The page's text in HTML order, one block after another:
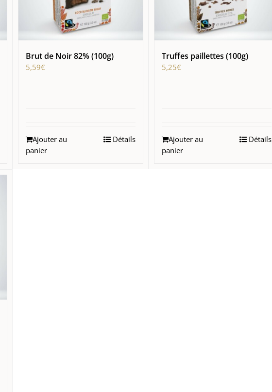
Brut de Noir 82% (100g)
5,59€
Ajouter au
panier
Détails
Truffes paillettes (100g)
5,25€
Ajouter au
panier
Détails